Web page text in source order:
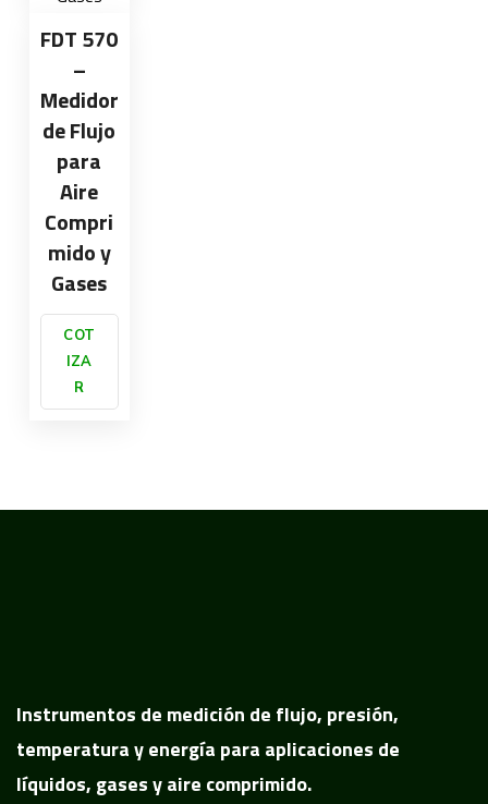
FDT 570
–
Medidor
de Flujo
para
Aire
Compri
mido y
Gases
COT
IZA
R
Instrumentos de medición de flujo, presión,
temperatura y energía para aplicaciones de
líquidos, gases y aire comprimido.